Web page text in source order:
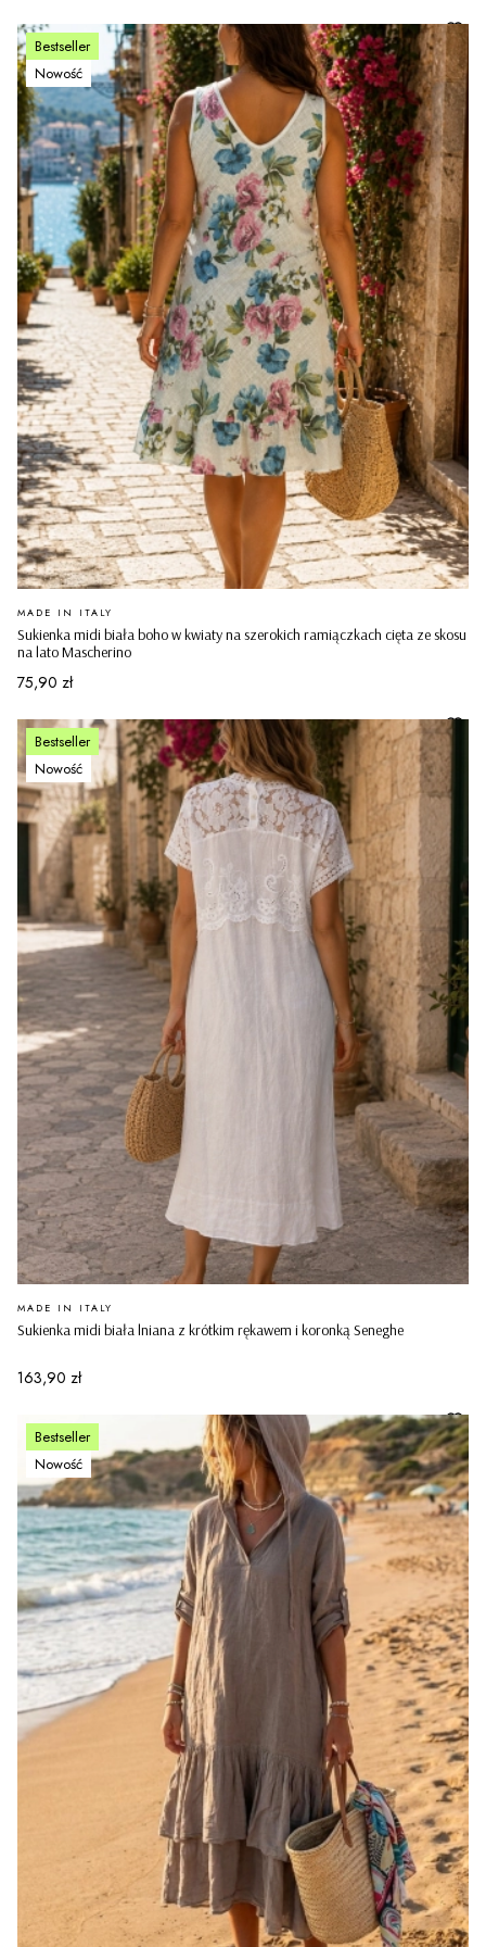
Bestseller
Nowość
Sukienka midi biała boho w kwiaty na szerokich ramiączkach cięta ze skosu
na lato Mascherino
PRODUCENT
MADE IN ITALY
Cena
75,90 zł
Bestseller
Nowość
Sukienka midi biała lniana z krótkim rękawem i koronką Seneghe
PRODUCENT
MADE IN ITALY
Cena
163,90 zł
Bestseller
Nowość